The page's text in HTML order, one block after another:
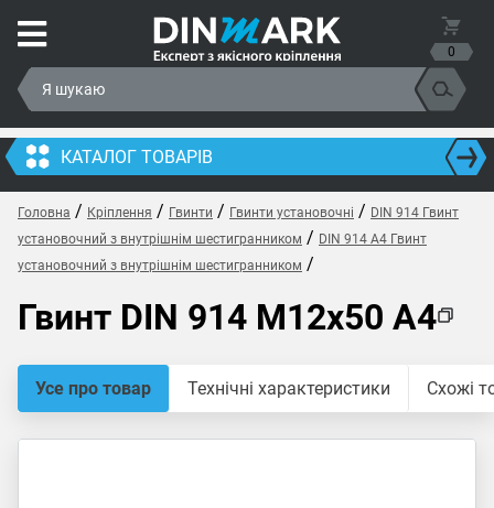
0
КАТАЛОГ ТОВАРІВ
Головна / Кріплення / Гвинти / Гвинти установочні / DIN 914 Гвинт
установочний з внутрішнім шестигранником / DIN 914 A4 Гвинт
установочний з внутрішнім шестигранником /
Гвинт DIN 914 M12x50 A4
Усе про товар Технічні характеристики Схожі